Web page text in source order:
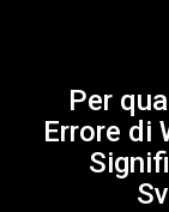
Per
Errore di